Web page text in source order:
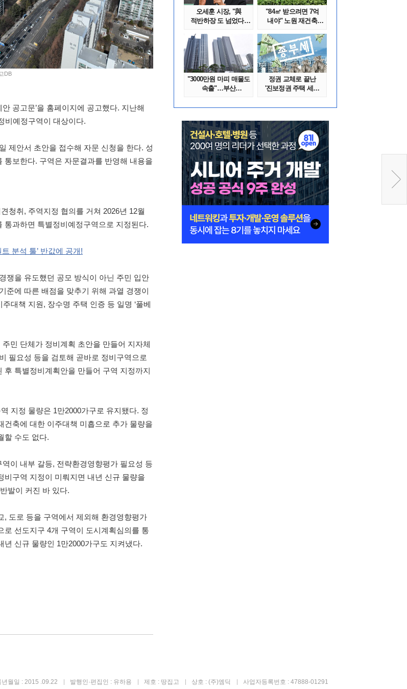
DB
공고문’을 홈페이지에 공고했다. 지난해
비예정구역이 대상이다.
제안서 초안을 접수해 자문 신청을 한다. 성
보한다. 구역은 자문결과를 반영해 내용을
청취, 주역지정 협의를 거쳐 2026년 12월
과하면 특별정비예정구역으로 지정된다.
분석 툴’ 반값에 공개!
쟁을 유도했던 공모 방식이 아닌 주민 입안
준에 따른 배점을 맞추기 위해 과열 경쟁이
대책 지원, 장수명 주택 인증 등 일명 ‘풀베
민 단체가 정비계획 초안을 만들어 지자체
필요성 등을 검토해 곧바로 정비구역으로
특별정비계획안을 만들어 구역 지정까지
지정 물량은 1만2000가구로 유지됐다. 정
축에 대한 이주대책 미흡으로 추가 물량을
할 수도 없다.
이 내부 갈등, 전략환경영향평가 필요성 등
구역 지정이 미뤄지면 내년 신규 물량을
발이 커진 바 있다.
, 도로 등을 구역에서 제외해 환경영향평가
선도지구 4개 구역이 도시계획심의를 통
신규 물량인 1만2000가구도 지켜냈다.
오세훈 시장, "與
적반하장 도 넘었다"
"84㎡ 받으려면 7억
내야" 노원 재건축
"3000만원 마피 매물도
속출"…부산
정권 교체로 끝난
'진보정권 주택 세금
년월일 : 2015 .09.22 발행인·편집인 : 유하용 제호 : 땅집고 상호 : (주)엠딕 사업자등록번호 : 47888-01291